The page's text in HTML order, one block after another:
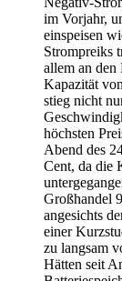
im Vorjahr,
einspeisen
Strompreiks
allem an den
Kapazität
stieg nicht
höchsten
Abend des
Cent, da die
Großhandel
angesichts
einer
zu langsam
Hätten seit